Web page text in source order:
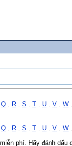
Q . R . S . . U . V . W .
Q R S T U V W
phí. Hãy đánh dấu